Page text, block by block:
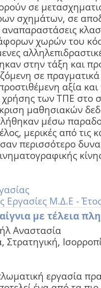
σε
σχημάτων, σε
αναπαραστάσεις
χωρών του
στην τάξη και
σε
αξία
χρήσης των ΤΠΕ στο
μαθησιακών
μέσω
μερικές από τις
περισσότερο
Εργασίες Μ.Δ.Ε -
με τέλεια
Αναστασία
Στρατηγική,
εργασία